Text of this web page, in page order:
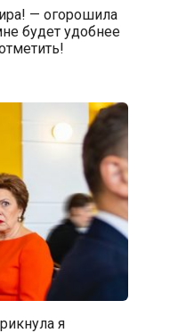
— огорошила
будет удобнее
я